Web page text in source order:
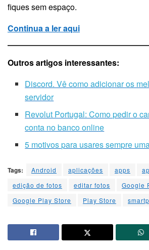
fiques sem espaço.
Continua a ler aqui
Outros artigos interessantes:
Discord. Vê como adicionar os
servidor
Revolut Portugal: Como pedir o
conta no banco online
5 motivos para usares sempre
Tags: Android aplicações apps
edição de fotos
editar fotos
Google
Google Play Store
Play Store